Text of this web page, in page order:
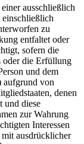
ausschließlich
zu
entfaltet oder
sofern die
oder die Erfüllung
und dem
aufgrund von
denen
und diese
zur Wahrung
Interessen
ausdrücklicher